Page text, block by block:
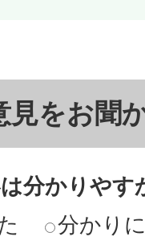
見をお聞
分かりやす
分かり